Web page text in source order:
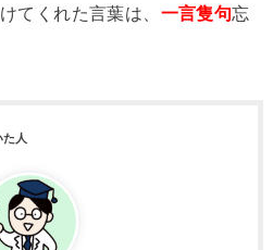
てくれた言葉は、 一言隻句忘